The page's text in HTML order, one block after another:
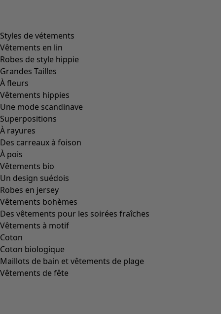
Styles de vétements
Vêtements en lin
Robes de style hippie
Grandes Tailles
À fleurs
Vêtements hippies
Une mode scandinave
Superpositions
À rayures
Des carreaux à foison
À pois
Vêtements bio
Un design suédois
Robes en jersey
Vêtements bohèmes
Des vêtements pour les soirées fraîches
Vêtements à motif
Coton
Coton biologique
Maillots de bain et vêtements de plage
Vêtements de fête